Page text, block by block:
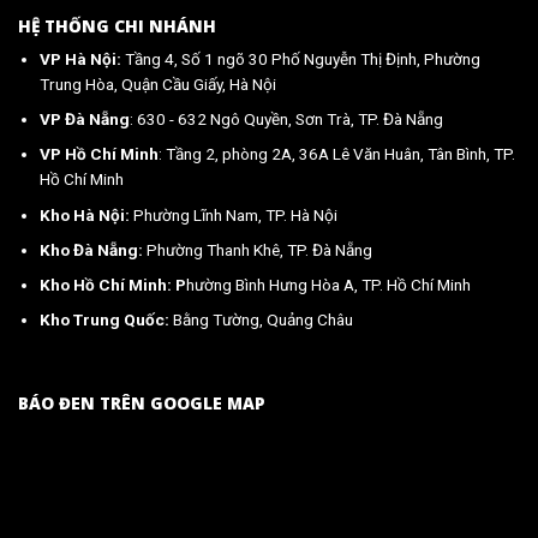
HỆ THỐNG CHI NHÁNH
VP Hà Nội: Tầng 4, Số 1 ngõ 30 Phố Nguyễn Thị Định, Phường
Trung Hòa, Quận Cầu Giấy, Hà Nội
VP Đà Nẵng: 630 - 632 Ngô Quyền, Sơn Trà, TP. Đà Nẵng
VP Hồ Chí Minh: Tầng 2, phòng 2A, 36A Lê Văn Huân, Tân Bình, TP.
Hồ Chí Minh
Kho Hà Nội: Phường Lĩnh Nam, TP. Hà Nội
Kho Đà Nẵng: Phường Thanh Khê, TP. Đà Nẵng
Kho Hồ Chí Minh: Phường Bình Hưng Hòa A, TP. Hồ Chí Minh
Kho Trung Quốc: Bằng Tường, Quảng Châu
BÁO ĐEN TRÊN GOOGLE MAP